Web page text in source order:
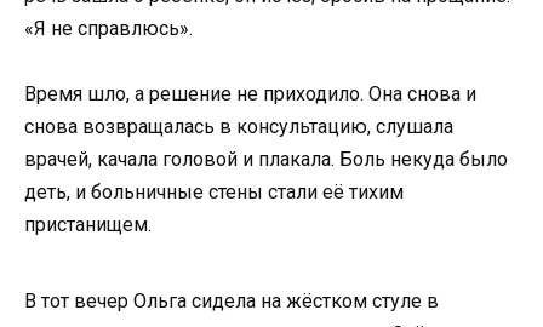
«Я не справлюсь».
Время шло, а решение не приходило. Она снова и
снова возвращалась в консультацию, слушала
врачей, качала головой и плакала. Боль некуда было
деть, и больничные стены стали её тихим
пристанищем.
В тот вечер Ольга сидела на жёстком стуле в